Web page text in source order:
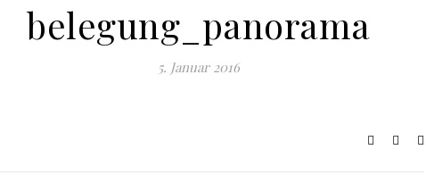
belegung_panorama
5. Januar 2016